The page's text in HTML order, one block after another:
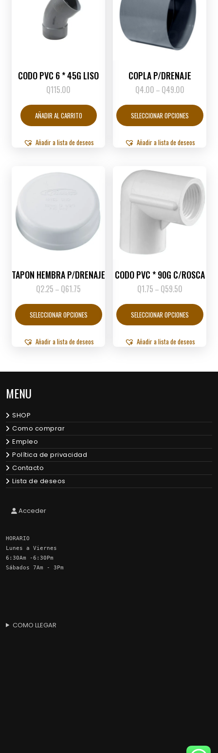
CODO PVC 6 * 45G LISO
Q115.00
AÑADIR AL CARRITO
Añadir a lista de deseos
COPLA P/DRENAJE
Q4.00 – Q49.00Price
Q4.00
through
Q49.00
SELECCIONAR OPCIONES
tiene
elegir
en
la
Añadir a lista de deseos
TAPON HEMBRA P/DRENAJE
Q2.25 – Q61.75
Q2.25
through
Q61.75
SELECCIONAR OPCIONES
producto
tiene
variantes.
se
producto
Añadir a lista de deseos
CODO PVC * 90G C/ROSCA
Q1.75 – Q59.50Price
Q1.75
through
Q59.50
SELECCIONAR OPCIONES
tiene
se
Añadir a lista de deseos
MENU
SHOP
Como comprar
Empleo
Política de privacidad
Contacto
Lista de deseos
Acceder
HORARIO
Lunes a Viernes
6:30Am -6:30Pm
Sábados 7Am - 3Pm
COMO LLEGAR